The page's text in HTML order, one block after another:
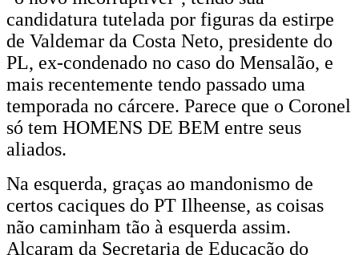
candidatura tutelada por figuras da estirpe
de Valdemar da Costa Neto, presidente do
PL, ex-condenado no caso do Mensalão, e
mais recentemente tendo passado uma
temporada no cárcere. Parece que o Coronel
só tem HOMENS DE BEM entre seus
aliados.
Na esquerda, graças ao mandonismo de
certos caciques do PT Ilheense, as coisas
não caminham tão à esquerda assim.
Alçaram da Secretaria de Educação do